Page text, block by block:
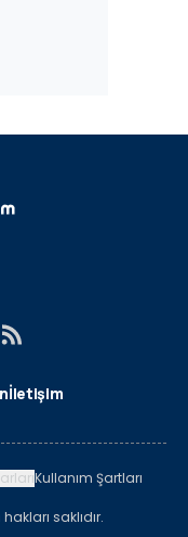
İletişim
Kullanım Şartları
saklıdır.